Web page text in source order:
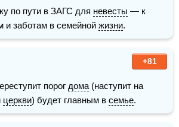
по пути в ЗАГС для невесты — к
и заботам в семейной жизни.
+81
порог дома (наступит на
церкви) будет главным в семье.